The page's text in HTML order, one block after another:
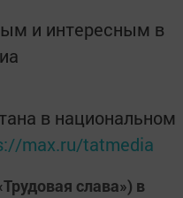
и интересным в
в национальном
max.ru/tatmedia
слава») в